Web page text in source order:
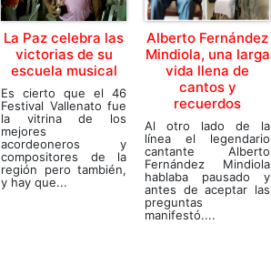
La Paz celebra las
victorias de su
escuela musical
Es cierto que el 46
Festival Vallenato fue
la vitrina de los
mejores
acordeoneros y
compositores de la
región pero también,
y hay que...
Alberto Fernández
Mindiola, una larga
vida llena de
cantos y
recuerdos
Al otro lado de la
línea el legendario
cantante Alberto
Fernández Mindiola
hablaba pausado y
antes de aceptar las
preguntas
manifestó....